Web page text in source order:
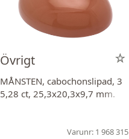
Övrigt
MÅNSTEN, cabochonslipad, 3
5,28 ct, 25,3x20,3x9,7 mm.
Varunr: 1 968 315